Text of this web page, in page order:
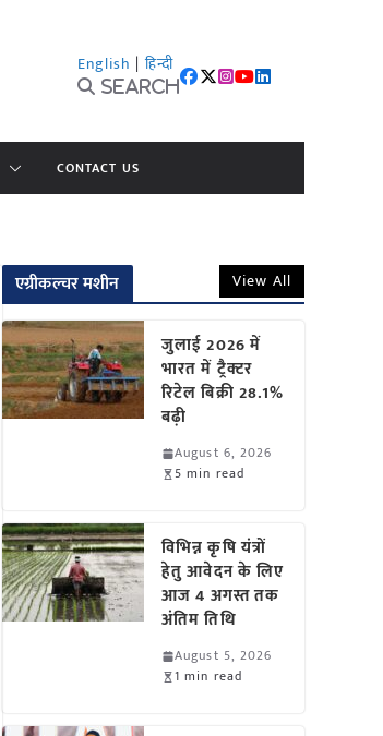
English | हिन्दी
Search
CONTACT US
एग्रीकल्चर मशीन View All
जुलाई 2026 में
भारत में ट्रैक्टर
रिटेल बिक्री 28.1%
बढ़ी
August 6, 2026
5 min read
विभिन्न कृषि यंत्रों
हेतु आवेदन के लिए
आज 4 अगस्त तक
अंतिम तिथि
August 5, 2026
1 min read